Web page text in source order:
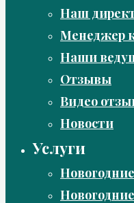
Наш
Менеджер
Наши
Отзывы
Видео
Новости
Услуги